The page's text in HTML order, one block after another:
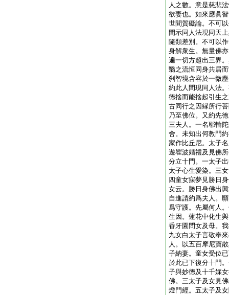
人之數。意是慈悲
欲妻也。如來應眞
世間質礙論。不可
間示同人法現同天
隨類差別。不可以
身解衆生。無量佛
遍一切方超出三界
翳之流恒同身共居
刹智境含容於一微
約此人間現同人法
徳捨而能捨起引生
古同行之因縁所行
乃至佛位。又約先
三夫人。一名耶輸
舍。未知出何教門
家作比丘尼。太子
遊瞿波婚禮及見佛
分立十門。一太子
太子心生愛染。三
四童女寐夢見勝日
女云。勝日身佛出
自進請約爲夫人。
爲守護。先屬何人
生因。蓮花中化生
香牙園問女及母。
九女白太子言敬奉
人。以五百摩尼寶
子納妻。童女受位
於此已下復分十門
子與妙徳及十千婇
佛。三太子及女見
燈門經。五太子及